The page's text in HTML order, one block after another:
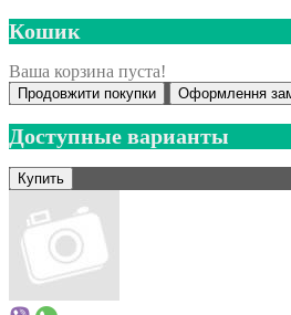
Кошик
Ваша корзина пуста!
Продовжити покупки Оформлення
Доступные варианты